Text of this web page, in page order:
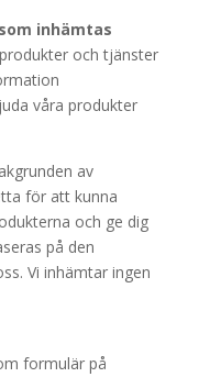
inhämtas
och tjänster
våra produkter
av
för att kunna
och ge dig
på den
Vi inhämtar ingen
formulär på